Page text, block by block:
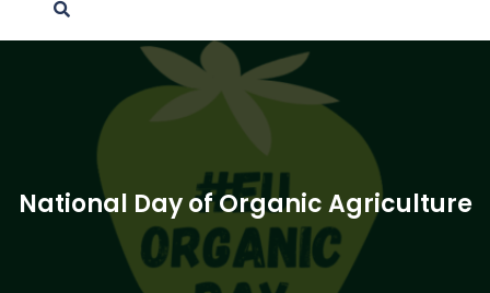
National Day of Organic Agriculture